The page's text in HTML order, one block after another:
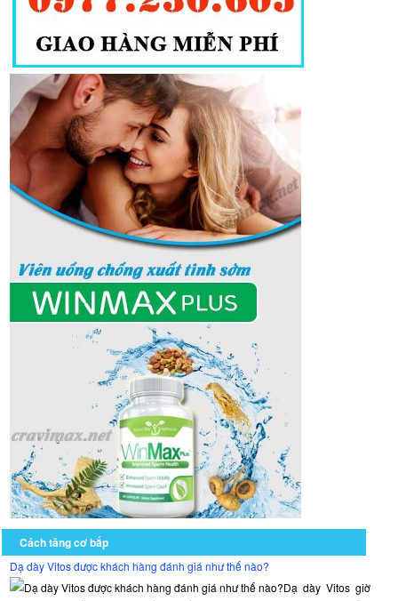
Cách tăng cơ bắp
Dạ dày Vitos được khách hàng đánh giá như thế nào?
Dạ dày Vitos giờ